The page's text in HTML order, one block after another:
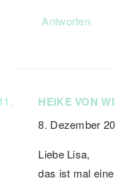
Antworten
HEIKE VON
8. Dezember
Liebe Lisa,
das ist mal